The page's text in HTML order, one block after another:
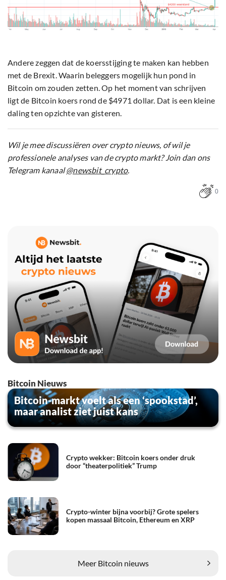
Andere zeggen dat de koersstijging te maken kan hebben
met de Brexit. Waarin beleggers mogelijk hun pond in
Bitcoin om zouden zetten. Op het moment van schrijven
ligt de Bitcoin koers rond de $4971 dollar. Dat is een kleine
daling ten opzichte van gisteren.
Wil je mee discussiëren over crypto nieuws, of wil je
professionele analyses van de crypto markt? Join dan ons
Telegram kanaal@newsbit_crypto.
0
Bitcoin Nieuws
Bitcoin-markt voelt als een ‘spookstad’,
maar analist ziet juist kans
Crypto wekker: Bitcoin koers onder druk
door “theaterpolitiek” Trump
Crypto-winter bijna voorbij? Grote spelers
kopen massaal Bitcoin, Ethereum en XRP
Meer Bitcoin nieuws